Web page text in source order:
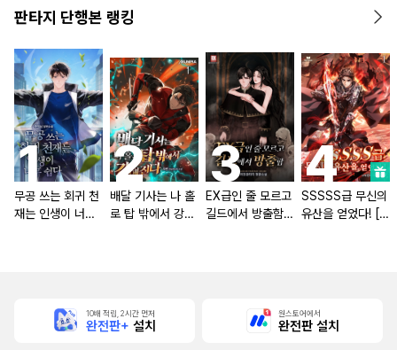
판타지 단행본 랭킹
무공 쓰는 회귀 천
재는 인생이 너무
배달 기사는 나 홀
로 탑 밖에서 강해
EX급인 줄 모르고
길드에서 방출함
SSSSS급 무신의
유산을 얻었다! [단
10배 적립, 2시간 먼저
완전판+ 설치
원스토어에서
완전판 설치